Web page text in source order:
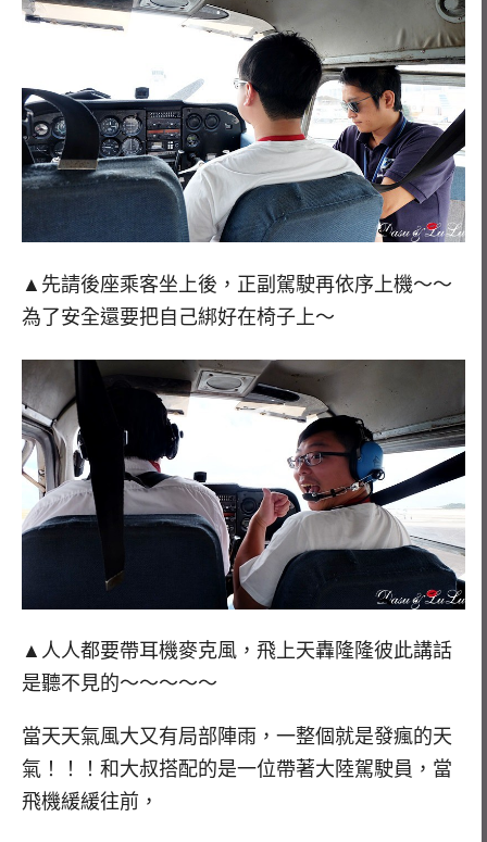
▲先請後座乘客坐上後，正副駕駛再依序上機～～
為了安全還要把自己綁好在椅子上～
▲人人都要帶耳機麥克風，飛上天轟隆隆彼此講話
是聽不見的～～～～～
當天天氣風大又有局部陣雨，一整個就是發瘋的天
氣！！！和大叔搭配的是一位帶著大陸駕駛員，當
飛機緩緩往前，